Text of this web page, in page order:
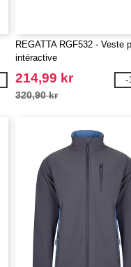
REGATTA RGF532 - Veste
intéractive
214,99 kr
320,90 kr
-